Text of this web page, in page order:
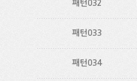
패턴032
패턴033
패턴034